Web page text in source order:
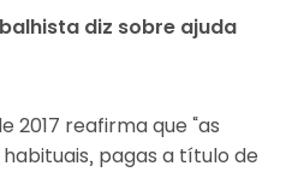
diz sobre ajuda
2017 reafirma que “as
pagas a título de